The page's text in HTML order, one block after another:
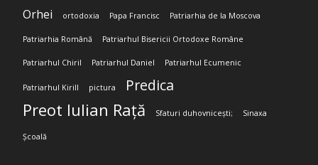
Orhei ortodoxia Papa Francisc Patriarhia de la Moscova
Patriarhia Română Patriarhul Bisericii Ortodoxe Române
Patriarhul Chiril Patriarhul Daniel Patriarhul Ecumenic
Patriarhul Kirill pictura Predica
Preot Iulian Rață Sfaturi duhovnicești; Sinaxa
Școală